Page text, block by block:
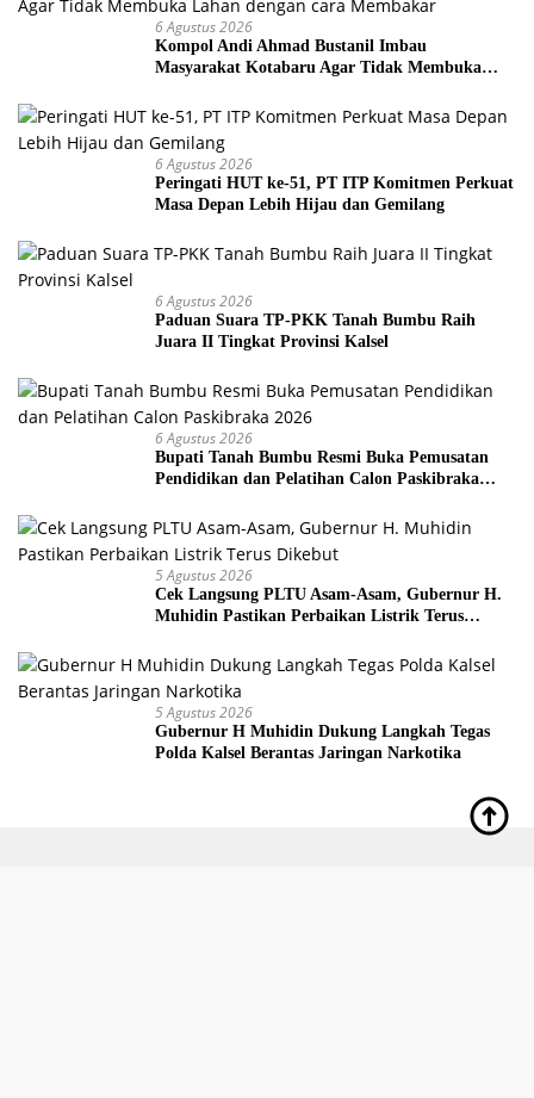
6 Agustus 2026
Kompol Andi Ahmad Bustanil Imbau
Masyarakat Kotabaru Agar Tidak Membuka
6 Agustus 2026
Peringati HUT ke-51, PT ITP Komitmen Perkuat
Masa Depan Lebih Hijau dan Gemilang
6 Agustus 2026
Paduan Suara TP-PKK Tanah Bumbu Raih
Juara II Tingkat Provinsi Kalsel
6 Agustus 2026
Bupati Tanah Bumbu Resmi Buka Pemusatan
Pendidikan dan Pelatihan Calon Paskibraka
5 Agustus 2026
Cek Langsung PLTU Asam-Asam, Gubernur H.
Muhidin Pastikan Perbaikan Listrik Terus
5 Agustus 2026
Gubernur H Muhidin Dukung Langkah Tegas
Polda Kalsel Berantas Jaringan Narkotika